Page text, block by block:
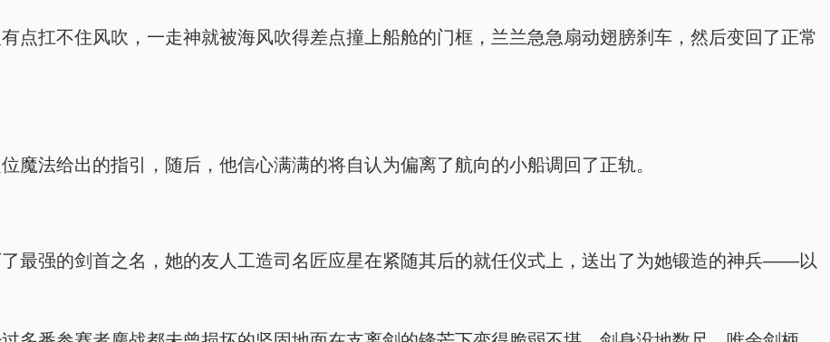
点扛不住风吹，一走神就被海风吹得差点撞上船舱的门框，兰兰急急扇动翅膀刹车，然后变回了正常
魔法给出的指引，随后，他信心满满的将自认为偏离了航向的小船调回了正轨。
最强的剑首之名，她的友人工造司名匠应星在紧随其后的就任仪式上，送出了为她锻造的神兵——以